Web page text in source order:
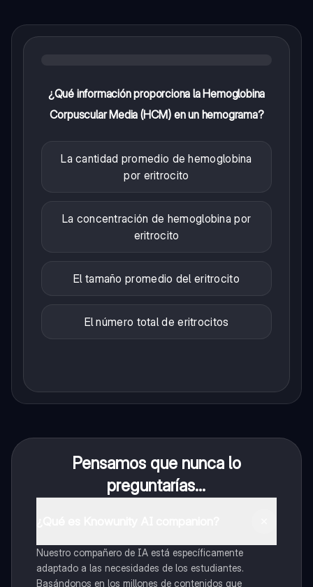
¿Qué información proporciona la Hemoglobina
Corpuscular Media (HCM) en un hemograma?
La cantidad promedio de hemoglobina
por eritrocito
La concentración de hemoglobina por
eritrocito
El tamaño promedio del eritrocito
El número total de eritrocitos
Pensamos que nunca lo
preguntarías...
Nuestro compañero de IA está específicamente
adaptado a las necesidades de los estudiantes.
Basándonos en los millones de contenidos que